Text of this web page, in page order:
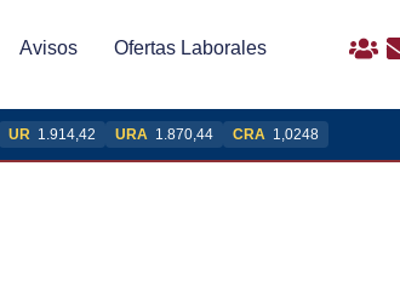
Avisos Ofertas Laborales
UR 1.914,42 URA 1.870,44 CRA 1,0248